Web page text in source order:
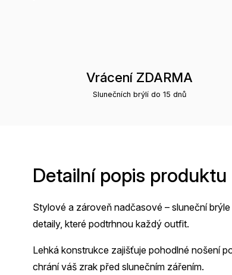
Vrácení ZDARMA
Slunečních brýlí do 15 dnů
Detailní popis produktu
Stylové a zároveň nadčasové – sluneční
detaily, které podtrhnou každý outfit.
Lehká konstrukce zajišťuje pohodlné nošení
chrání váš zrak před slunečním zářením.